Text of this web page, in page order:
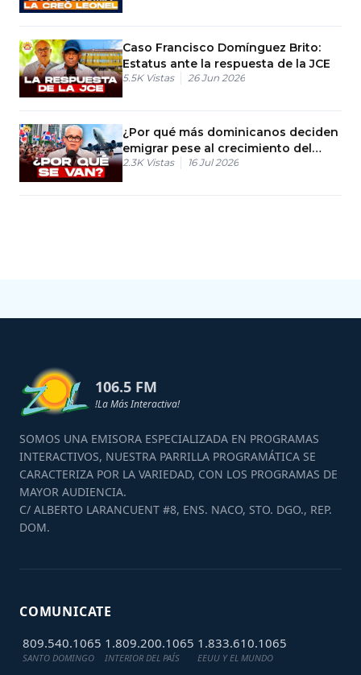
Caso Francisco Domínguez Brito:
Estatus ante la respuesta de la JCE
5.5K Vistas 26 Jun 2026
¿Por qué más dominicanos deciden
emigrar pese al crecimiento del
país?
2.3K Vistas 16 Jul 2026
106.5 FM
!La Más Interactiva!
SOMOS UNA EMISORA ESPECIALIZADA EN PROGRAMAS
INTERACTIVOS, NUESTRA PARRILLA PROGRAMÁTICA SE
CARACTERIZA POR LA VARIEDAD, CON LOS PROGRAMAS DE
MAYOR AUDIENCIA.
C/ ALBERTO LARANCUENT #8, ENS. NACO, STO. DGO., REP.
DOM.
COMUNICATE
809.540.1065
SANTO DOMINGO
1.809.200.1065
INTERIOR DEL PAÍS
1.833.610.1065
EEUU Y EL MUNDO